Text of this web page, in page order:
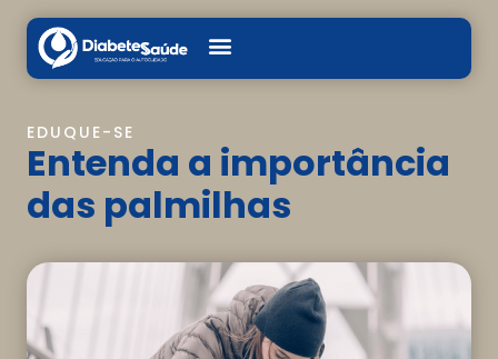
EDUQUE-SE
Entenda a importância
das palmilhas